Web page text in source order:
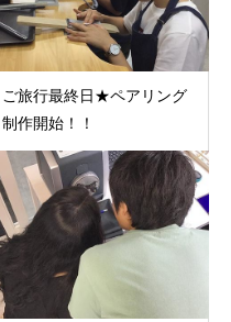
ご旅行最終日★ペアリング
制作開始！！